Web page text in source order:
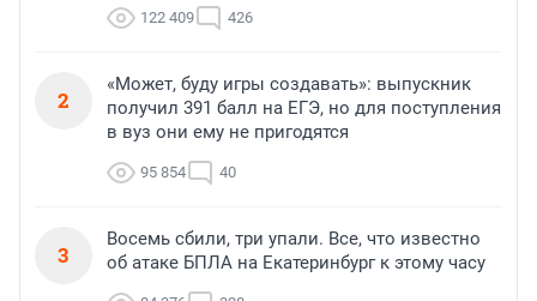
122 409 426
2
«Может, буду игры создавать»: выпускник
получил 391 балл на ЕГЭ, но для поступления
в вуз они ему не пригодятся
95 854 40
3
Восемь сбили, три упали. Все, что известно
об атаке БПЛА на Екатеринбург к этому часу